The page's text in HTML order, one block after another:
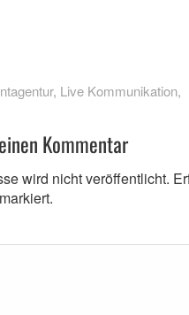
, Live Kommunikation,
Kommentar
wird nicht veröffentlicht.
markiert.